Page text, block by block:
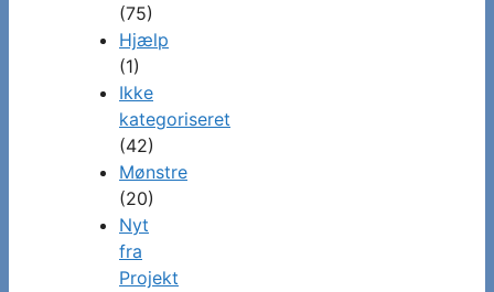
(75)
Hjælp
(1)
Ikke
kategoriseret
(42)
Mønstre
(20)
Nyt
fra
Projekt